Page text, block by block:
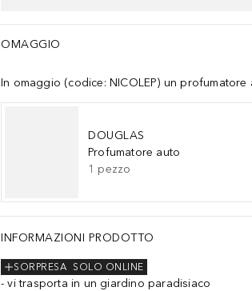
OMAGGIO
In omaggio (codice: NICOLEP) un
DOUGLAS
Profumatore auto
1 pezzo
INFORMAZIONI PRODOTTO
SOLO ONLINE
SORPRESA
vi trasporta in un giardino paradisiaco